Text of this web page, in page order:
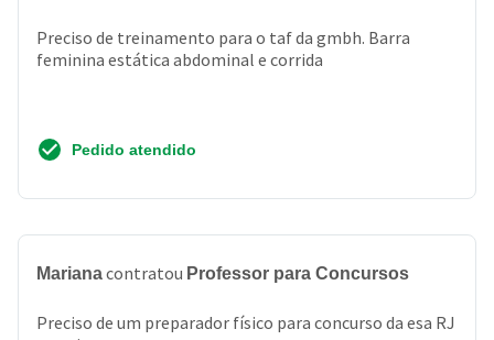
Preciso de treinamento para o taf da gmbh. Barra
feminina estática abdominal e corrida
Pedido atendido
Marianacontratou Professor para Concursos
Preciso de um preparador físico para concurso da esa RJ